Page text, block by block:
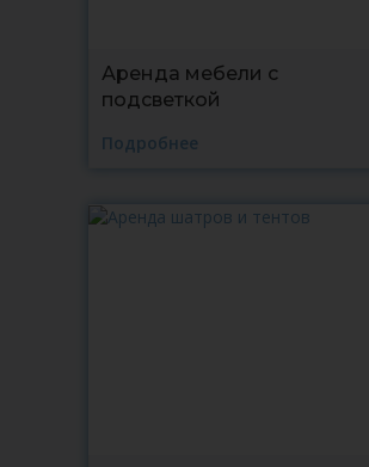
Аренда мебели с
подсветкой
Подробнее